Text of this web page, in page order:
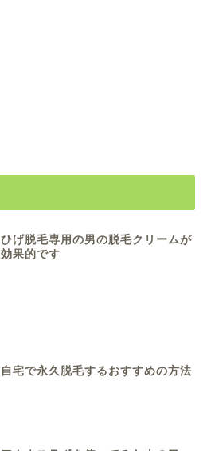
ひげ脱毛専用の男の脱毛クリームが
効果的です
自宅で永久脱毛するおすすめの方法